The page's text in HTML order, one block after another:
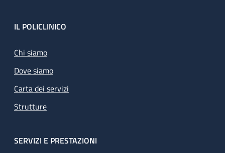
Footer
IL POLICLINICO
Chi siamo
Dove siamo
Carta dei servizi
Strutture
SERVIZI E PRESTAZIONI